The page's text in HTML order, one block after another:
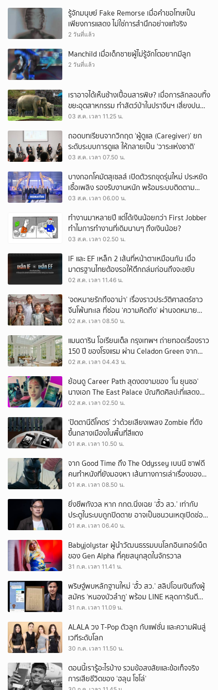
รู้จักมนุษย์ Fake Remorse เมื่อคำขอโทษเป็น
เพียงการแสดง ไม่ใช่การสำนึกอย่างแท้จริง
2 วันที่แล้ว
Manchild เมื่อเด็กชายผู้ไม่รู้จักโตอยากมีลูก
2 วันที่แล้ว
เราอาจได้เห็นช้างเปื้อนสารพิษ? เมื่อการลักลอบทิ้ง
ขยะอุตสาหกรรม ทำสัตว์ป่าในปราจีนฯ เสี่ยงปน
เปื้อน
03 ส.ค. เวลา 11.25 น.
ถอดบทเรียนจากวิกฤต ‘ผู้ดูแล (Caregiver)’ ยก
ระดับระบบการดูแล ให้กลายเป็น ‘วาระแห่งชาติ’
03 ส.ค. เวลา 07.50 น.
บางกอกโคมัตสุเซลส์ เปิดตัวรถขุดรุ่นใหม่ ประหยัด
เชื้อเพลิง รองรับงานหนัก พร้อมระบบติดตาม
เครื่องจักรผ่านดาวเทียม
03 ส.ค. เวลา 06.00 น.
ทำงานมาหลายปี แต่ได้เงินน้อยกว่า First Jobber
ทำไมการทำงานที่เดิมนานๆ ถึงเงินน้อย?
03 ส.ค. เวลา 02.50 น.
IF และ EF เหล็ก 2 เส้นที่หน้าตาเหมือนกัน เมื่อ
มาตรฐานไทยต้องรอให้ตึกถล่มก่อนถึงจะขยับ
02 ส.ค. เวลา 11.46 น.
‘จดหมายรักถึงอาม่า’ เรื่องราวประวัติศาสตร์ชาว
จีนโพ้นทะเล ที่ซ่อน ‘ความคิดถึง’ ผ่านจดหมาย
‘โพยก๊วน’
02 ส.ค. เวลา 08.50 น.
แมนดาริน โอเรียนเต็ล กรุงเทพฯ ถ่ายทอดเรื่องราว
150 ปี ของโรงแรม ผ่าน Celadon Green จาก
เครื่องศิลาดล
02 ส.ค. เวลา 04.43 น.
ย้อนดู Career Path สุดงดงามของ ‘โน ยุนซอ’
นางเอก The East Palace บัณฑิตศิลปะที่แสดง
เรื่องไหนก็ปัง
02 ส.ค. เวลา 02.50 น.
‘ปัตตานีดีโคตร’ ว่าด้วยเสียงเพลง Zombie ที่ดัง
ขึ้นกลางเมืองในพื้นที่สีแดง
01 ส.ค. เวลา 10.50 น.
จาก Good Time ถึง The Odyssey เบนนี ซาฟดี
คนทำหนังที่ยังมองหา เส้นทางการเล่าเรื่องของตัว
เอง
01 ส.ค. เวลา 08.50 น.
ยิ่งชีพกังวล หาก กกต.นิ่งเฉย ‘ฮั้ว สว.’ เท่ากับ
ประตูในระบบถูกปิดตาย อาจเป็นชนวนเหตุเปิดช่อง
‘ลงถนน’
01 ส.ค. เวลา 06.40 น.
Babyjolystar ผู้นำวัฒนธรรมบนโลกอินเทอร์เน็ต
ของ Gen Alpha ที่คุยสนุกสุดในจักรวาล
31 ก.ค. เวลา 11.41 น.
พริษฐ์พบหลักฐานใหม่ ‘ฮั้ว สว.’ สลิปโอนเงินถึงผู้
สมัคร ‘หนองบัวลำภู’ พร้อม LINE หลุดการันตี
ตำแหน่ง
31 ก.ค. เวลา 11.09 น.
ALALA วง T-Pop ตัวลูก กับแฟชั่น และความฝันสู่
เวทีระดับโลก
30 ก.ค. เวลา 11.50 น.
ตอนนี้เรารู้อะไรบ้าง รวมข้อสงสัยและข้อเท็จจริง
การเสียชีวิตของ ‘ฮลุน โซโล่’